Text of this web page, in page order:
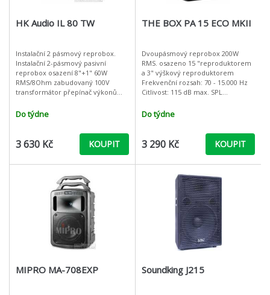
HK Audio IL 80 TW
Instalační 2 pásmový reprobox.
Instalační 2-pásmový pasivní
reprobox osazení 8"+1" 60W
RMS/8Ohm zabudovaný 100V
transformátor přepínač výkonů
Do týdne
3 630 Kč KOUPIT
THE BOX PA 15 ECO MKII
Dvoupásmový reprobox 200W
RMS. osazeno 15 "reproduktorem
a 3" výškový reproduktorem
Frekvenční rozsah: 70 - 15.000 Hz
Citlivost: 115 dB max. SPL
Do týdne
3 290 Kč KOUPIT
MIPRO MA-708EXP Soundking J215